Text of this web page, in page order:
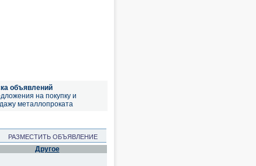
объявлений
на покупку и
металлопроката
РАЗМЕСТИТЬ ОБЪЯВЛЕНИЕ
Другое